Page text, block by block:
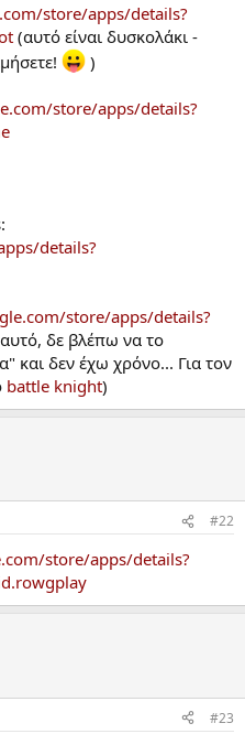
store/apps/details?
(αυτό είναι δυσκολάκι -
)
store/apps/details?
details?
store/apps/details?
δε βλέπω να το
και δεν έχω χρόνο... Για τον
battle knight)
#22
store/apps/details?
#23